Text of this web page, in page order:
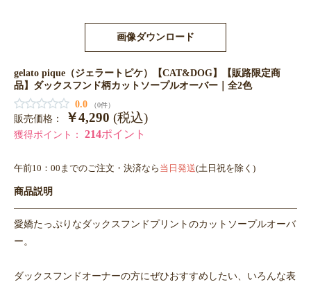
画像ダウンロード
gelato pique（ジェラートピケ）【CAT&DOG】【販路限定商
品】ダックスフンド柄カットソープルオーバー｜全2色
0.0
（0件）
販売価格： ￥4,290 (税込)
獲得ポイント： 214ポイント
午前10：00までのご注文・決済なら 当日発送(土日祝を除く)
商品説明
愛嬌たっぷりなダックスフンドプリントのカットソープルオーバ
ー。
ダックスフンドオーナーの方にぜひおすすめしたい、いろんな表